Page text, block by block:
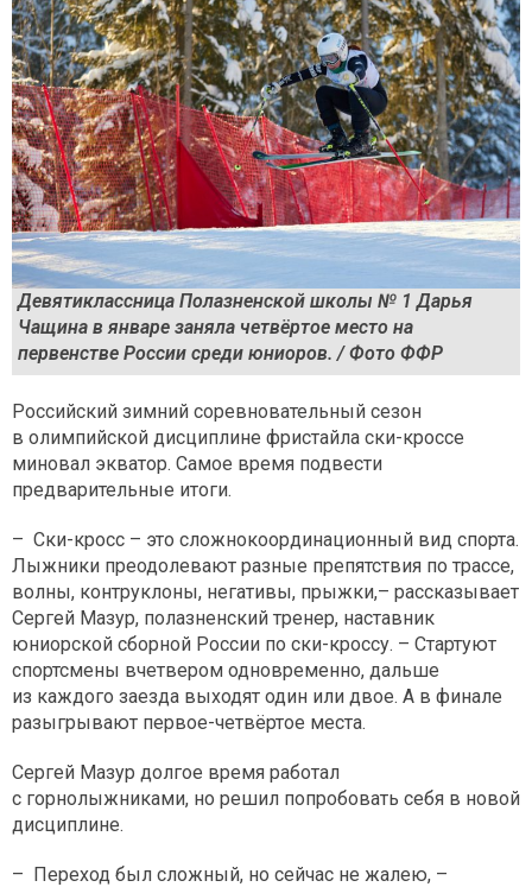
Девятиклассница Полазненской школы № 1 Дарья
Чащина в январе заняла четвёртое место на
первенстве России среди юниоров. / Фото ФФР
Российский зимний соревновательный сезон
в олимпийской дисциплине фристайла ски-кроссе
миновал экватор. Самое время подвести
предварительные итоги.
– Ски-кросс – это сложнокоординационный вид спорта.
Лыжники преодолевают разные препятствия по трассе,
волны, контруклоны, негативы, прыжки,– рассказывает
Сергей Мазур, полазненский тренер, наставник
юниорской сборной России по ски-кроссу. – Стартуют
спортсмены вчетвером одновременно, дальше
из каждого заезда выходят один или двое. А в финале
разыгрывают первое-четвёртое места.
Сергей Мазур долгое время работал
с горнолыжниками, но решил попробовать себя в новой
дисциплине.
– Переход был сложный, но сейчас не жалею, –